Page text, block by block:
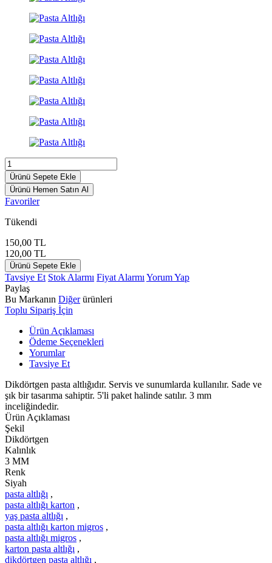
Ürünü Sepete Ekle
Ürünü Hemen Satın Al
Favoriler
Tükendi
150,00 TL
120,00 TL
Ürünü Sepete Ekle
Tavsiye Et Stok Alarmı Fiyat Alarmı Yorum Yap
Paylaş
Bu Markanın Diğerürünleri
Toplu Sipariş İçin
Ürün Açıklaması
Ödeme Seçenekleri
Yorumlar
Tavsiye Et
Dikdörtgen pasta altlığıdır. Servis ve sunumlarda kullanılır. Sade ve
şık bir tasarıma sahiptir. 5'li paket halinde satılır. 3 mm
inceliğindedir.
Ürün Açıklaması
Şekil
Dikdörtgen
Kalınlık
3 MM
Renk
Siyah
pasta altlığı ,
pasta altlığı karton ,
yaş pasta altlığı ,
pasta altlığı karton migros ,
pasta altlığı migros ,
karton pasta altlığı ,
dikdörtgen pasta altlığı ,